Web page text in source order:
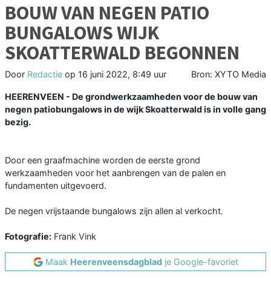
BOUW VAN NEGEN PATIO
BUNGALOWS WIJK
SKOATTERWALD BEGONNEN
Door Redactie op 16 juni 2022, 8:49 uur Bron: XYTO Media
HEERENVEEN - De grondwerkzaamheden voor de bouw van
negen patiobungalows in de wijk Skoatterwald is in volle gang
bezig.
Door een graafmachine worden de eerste grond
werkzaamheden voor het aanbrengen van de palen en
fundamenten uitgevoerd.
De negen vrijstaande bungalows zijn allen al verkocht.
Fotografie: Frank Vink
Maak Heerenveensdagbladje Google-favoriet